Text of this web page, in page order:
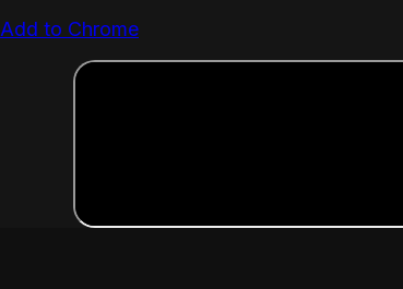
Add to Chrome